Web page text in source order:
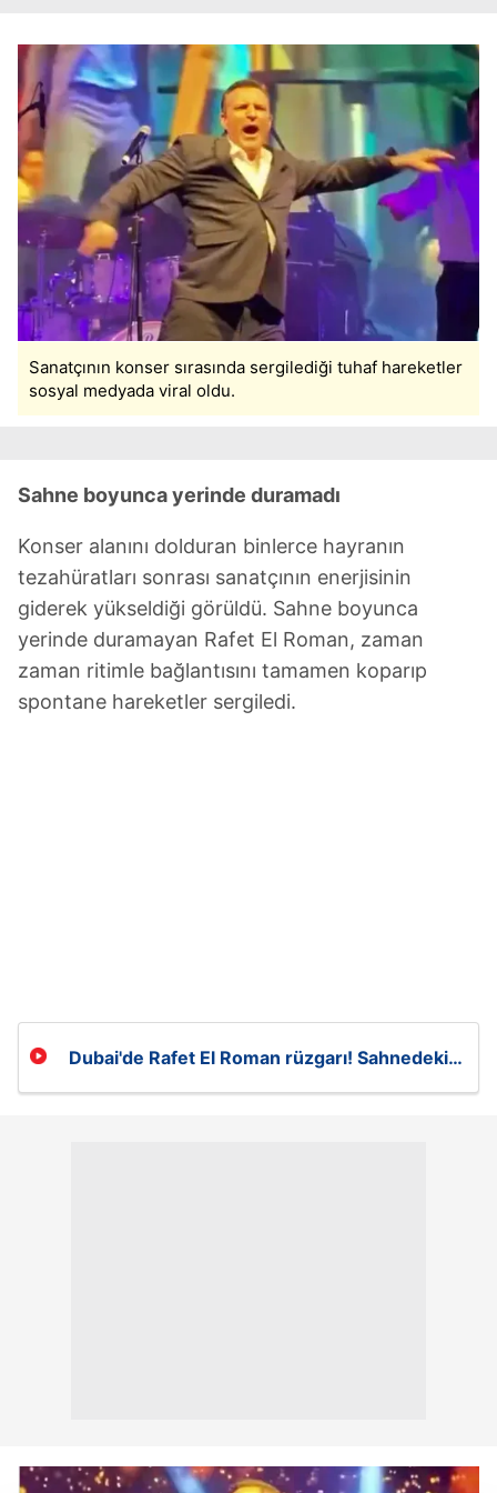
Sanatçının konser sırasında sergilediği tuhaf hareketler
sosyal medyada viral oldu.
Sahne boyunca yerinde duramadı
Konser alanını dolduran binlerce hayranın
tezahüratları sonrası sanatçının enerjisinin
giderek yükseldiği görüldü. Sahne boyunca
yerinde duramayan Rafet El Roman, zaman
zaman ritimle bağlantısını tamamen koparıp
spontane hareketler sergiledi.
Dubai'de Rafet El Roman rüzgarı! Sahnedeki